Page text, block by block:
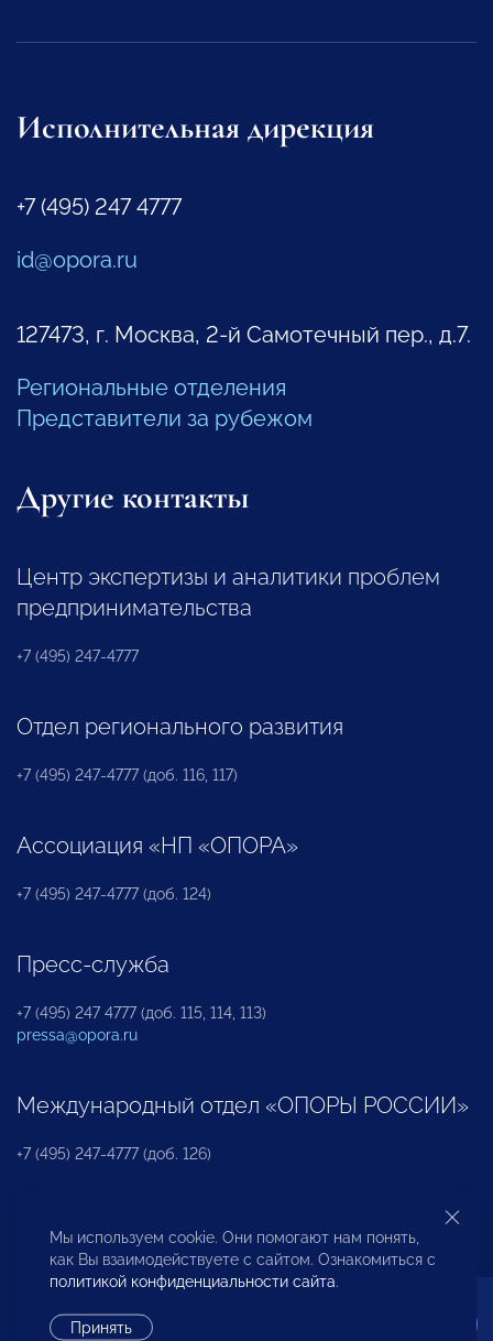
Исполнительная дирекция
+7 (495) 247 4777
id@opora.ru
127473, г. Москва, 2-й Самотечный пер., д.7.
Региональные отделения
Представители за рубежом
Другие контакты
Центр экспертизы и аналитики проблем
предпринимательства
+7 (495) 247-4777
Отдел регионального развития
+7 (495) 247-4777 (доб. 116, 117)
Ассоциация «НП «ОПОРА»
+7 (495) 247-4777 (доб. 124)
Пресс-служба
+7 (495) 247 4777 (доб. 115, 114, 113)
pressa@opora.ru
Международный отдел «ОПОРЫ РОССИИ»
+7 (495) 247-4777 (доб. 126)
Бюро по защите прав предпринимателей и
инвесторов
Мы используем cookie. Они помогают нам понять,
как Вы взаимодействуете с сайтом. Ознакомиться с
политикой конфиденциальности сайта.
Принять